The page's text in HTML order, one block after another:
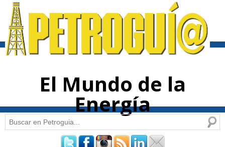
contenido
El Mundo de la
Energía
Formulario de búsqueda
Buscar